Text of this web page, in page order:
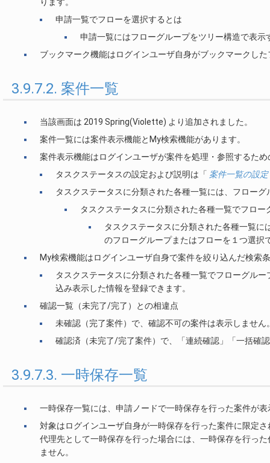
申請一覧でフローを選択するとは
申請一覧にはフローグループをツリー構造で表
ブックマーク機能はログインユーザ自身がブックマークし
3.9.7.2. 案件一覧
当該画面は 2019 Spring(Violette) より追加されました。
案件一覧には案件表示機能とMy検索機能があります。
案件表示機能はログインユーザが案件を処理・参照するた
タスクステータスの設定および説明は「 案件一覧の設定
タスクステータスに分類された各種一覧には、フロー
タスクステータスに分類された各種一覧でフロ
タスクステータスに分類された各種一覧
のフローグループまたはフローを１つ選択
My検索機能はログインユーザ自身で案件を絞り込んだ検索
タスクステータスに分類された各種一覧でフローグル
込み表示した情報を登録できます。
確認一覧（未完了/完了）との相違点
未確認（完了案件）で、確認不可の案件は表示しません
確認済（未完了/完了案件）で、「連続確認」「一括確
3.9.7.3. 一時保存一覧
一時保存一覧には、申請ノードで一時保存を行った案件が表
対象はログインユーザ自身が一時保存を行った案件に限定さ
代理先として一時保存を行った場合には、一時保存を行っ
ません。